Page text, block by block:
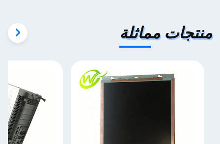
منتجات مماثلة